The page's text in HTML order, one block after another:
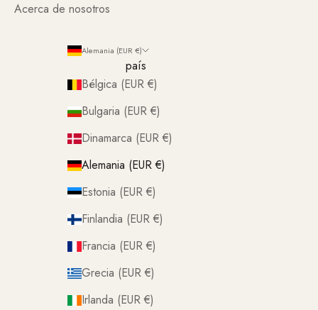
Acerca de nosotros
Alemania (EUR €)
país
Bélgica (EUR €)
Bulgaria (EUR €)
Dinamarca (EUR €)
Alemania (EUR €)
Estonia (EUR €)
Finlandia (EUR €)
Francia (EUR €)
Grecia (EUR €)
Irlanda (EUR €)